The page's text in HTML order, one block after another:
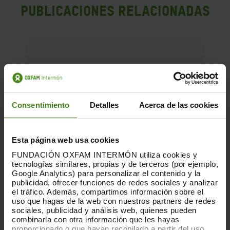
Consentimiento Detalles Acerca de las cookies
Esta página web usa cookies
FUNDACIÓN OXFAM INTERMÓN utiliza cookies y
tecnologías similares, propias y de terceros (por ejemplo,
Google Analytics) para personalizar el contenido y la
publicidad, ofrecer funciones de redes sociales y analizar
el tráfico. Además, compartimos información sobre el
uso que hagas de la web con nuestros partners de redes
sociales, publicidad y análisis web, quienes pueden
combinarla con otra información que les hayas
PUBLICACIONES RELACIONADAS